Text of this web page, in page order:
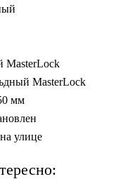
MasterLock
MasterLock
мм
улице